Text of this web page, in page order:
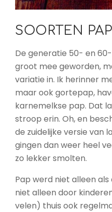
SOORTEN PAP
De generatie 50- en
groot mee geworden,
variatie in. Ik herinner
maar ook gortepap,
karnemelkse pap. Dat
stroop erin. Oh, en
de zuidelijke versie van
gingen dan weer heel
zo lekker smolten.
Pap werd niet alleen
niet alleen door
velen) thuis ook